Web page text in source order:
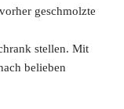
geschmolzte
stellen. Mit
belieben